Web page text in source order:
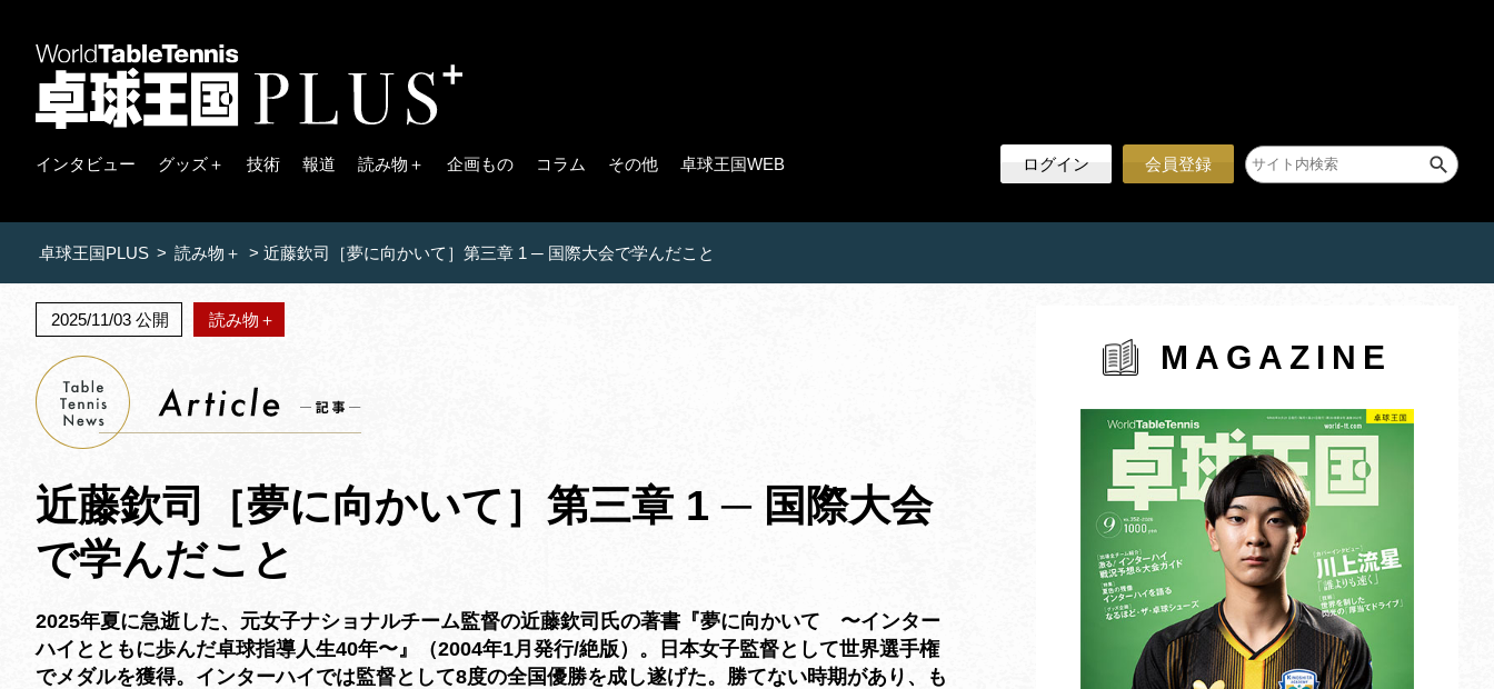
インタビュー グッズ＋ 技術 報道 読み物＋ 企画もの コラム その他 卓球王国WEB ログイン 会員登録
卓球王国PLUS > 読み物＋ > 近藤欽司［夢に向かいて］第三章 1 ─ 国際大会で学んだこと
2025/11/03 公開 読み物＋
近藤欽司［夢に向かいて］第三章 1 ─ 国際大会
で学んだこと
2025年夏に急逝した、元女子ナショナルチーム監督の近藤欽司氏の著書『夢に向かいて 〜インター
ハイとともに歩んだ卓球指導人生40年〜』（2004年1月発行/絶版）。日本女子監督として世界選手権
でメダルを獲得。インターハイでは監督として8度の全国優勝を成し遂げた。勝てない時期があり、も
MAGAZINE